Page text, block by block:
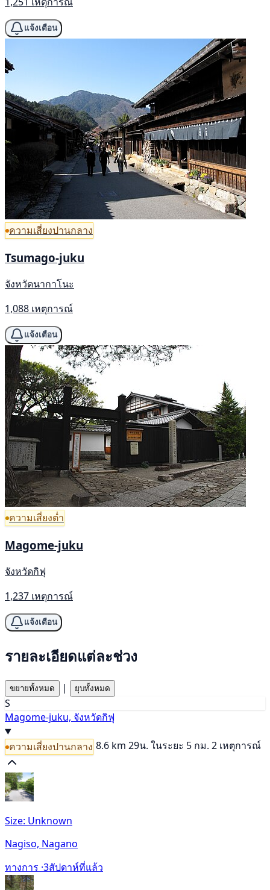
แจ้งเตือน
ความเสี่ยงปานกลาง
Tsumago-juku
จังหวัดนากาโนะ
1,088 เหตุการณ์
แจ้งเตือน
ความเสี่ยงต่ำ
Magome-juku
จังหวัดกิฟุ
1,237 เหตุการณ์
แจ้งเตือน
รายละเอียดแต่ละช่วง
ขยายทั้งหมด | ยุบทั้งหมด
S
Magome-juku, จังหวัดกิฟุ
ความเสี่ยงปานกลาง 8.6 km 29น. ในระยะ 5 กม. 2 เหตุการณ์
Size: Unknown
Nagiso, Nagano
ทางการ ·3สัปดาห์ที่แล้ว